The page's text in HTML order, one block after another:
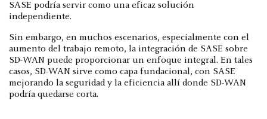
SASE podría servir como una eficaz solución
independiente.
Sin embargo, en muchos escenarios, especialmente con el
aumento del trabajo remoto, la integración de SASE sobre
SD-WAN puede proporcionar un enfoque integral. En tales
casos, SD-WAN sirve como capa fundacional, con SASE
mejorando la seguridad y la eficiencia allí donde SD-WAN
podría quedarse corta.